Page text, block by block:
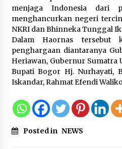
Festival
Ekonomi
8 Agustus
menjaga Indonesia dari
menghancurkan negeri
NKRI dan Bhinneka Tunggal
Dalam Haornas tersebut
penghargaan diantaranya
Heriawan, Gubernur Sumatra
Bupati Bogor Hj. Nurhayati,
Iskandar, Rahmat Efendi
Posted in NEWS